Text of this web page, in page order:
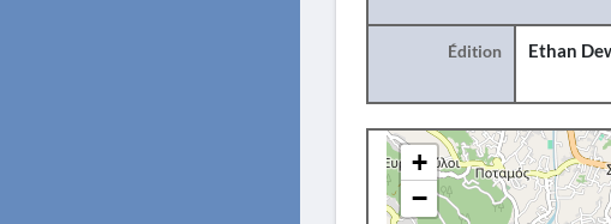
Édition Ethan
+
−